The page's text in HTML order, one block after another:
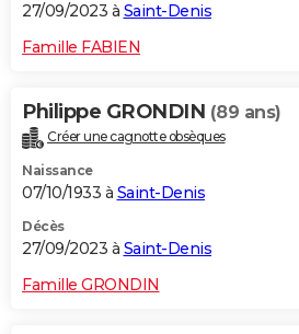
27/09/2023 à Saint-Denis
Famille FABIEN
Philippe GRONDIN (89 ans)
Créer une cagnotte obsèques
Naissance
07/10/1933 à Saint-Denis
Décès
27/09/2023 à Saint-Denis
Famille GRONDIN